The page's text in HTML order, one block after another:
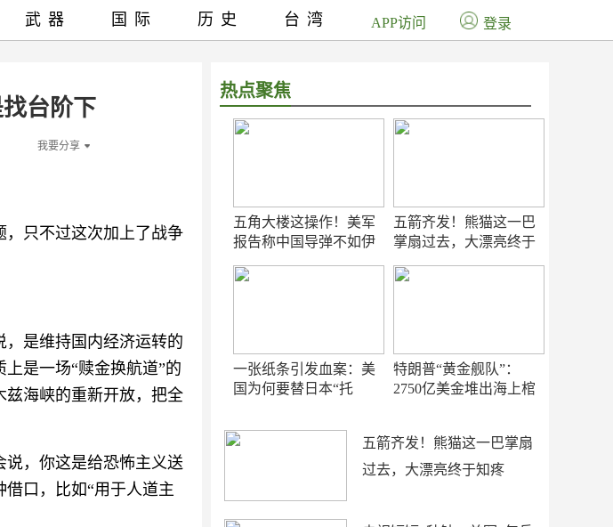
台阶下
我要分享
，只不过这次加上了战争
是维持国内经济运转的
是一场“赎金换航道”的
兹海峡的重新开放，把全
说，你这是给恐怖主义送
口，比如“用于人道主
热点聚焦
五角大楼这操作！美军
报告称中国导弹不如伊
五箭齐发！熊猫这一巴
掌扇过去，大漂亮终于
一张纸条引发血案：美
国为何要替日本“托
特朗普“黄金舰队”：
2750亿美金堆出海上棺
五箭齐发！熊猫这一巴掌扇
过去，大漂亮终于知疼
武器 国际 历史 台湾 APP访问 登录